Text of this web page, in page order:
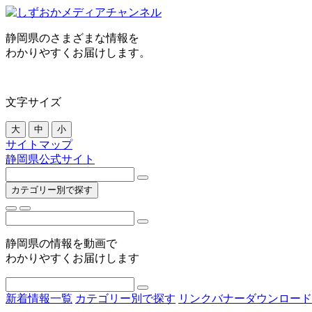
静岡県のさまざまな情報を
わかりやすくお届けします。
文字サイズ
大 中 小
サイトマップ
静岡県公式サイト
カテゴリー別で探す
静岡県の情報を動画で
わかりやすくお届けします
新着情報一覧 カテゴリー別で探す リンクバナーダウンロード